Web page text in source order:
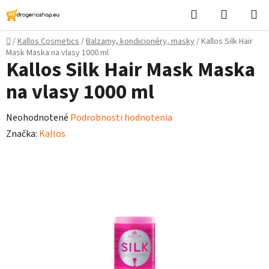
Prejsť
na
obsah
Hľadať
košík
Domov
/Kallos Cosmetics/Balzamy, kondicionéry, masky/Kallos Silk Hair
Mask Maska na vlasy 1000 ml
Kallos Silk Hair Mask Maska
na vlasy 1000 ml
Priemerné
hodnotenie
Neohodnotené Podrobnosti hodnotenia
Značka: Kallos